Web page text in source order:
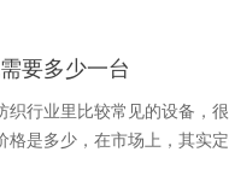
要多少一台
织行业里比较常见的设备，
格是多少，在市场上，其实